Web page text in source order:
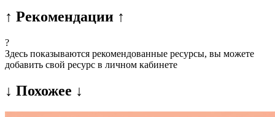
↑ Рекомендации ↑
?
Здесь показываются рекомендованные ресурсы, вы можете
добавить свой ресурс в личном кабинете
↓ Похожее ↓